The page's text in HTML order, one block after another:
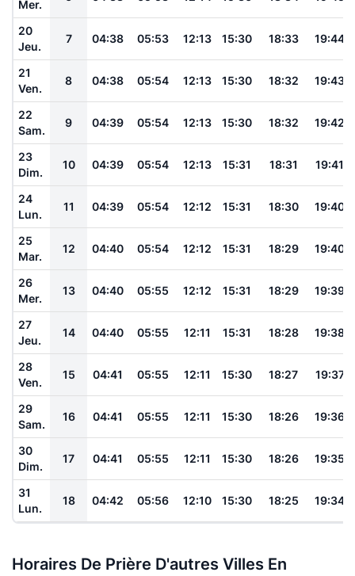
Mer.
20
Jeu.
7 04:38 05:53 12:13 15:30 18:33 19:44
21
Ven.
8 04:38 05:54 12:13 15:30 18:32 19:43
22
Sam.
9 04:39 05:54 12:13 15:30 18:32 19:42
23
Dim.
10 04:39 05:54 12:13 15:31 18:31 19:41
24
Lun.
11 04:39 05:54 12:12 15:31 18:30 19:40
25
Mar.
12 04:40 05:54 12:12 15:31 18:29 19:40
26
Mer.
13 04:40 05:55 12:12 15:31 18:29 19:39
27
Jeu.
14 04:40 05:55 12:11 15:31 18:28 19:38
28
Ven.
15 04:41 05:55 12:11 15:30 18:27 19:37
29
Sam.
16 04:41 05:55 12:11 15:30 18:26 19:36
30
Dim.
17 04:41 05:55 12:11 15:30 18:26 19:35
31
Lun.
18 04:42 05:56 12:10 15:30 18:25 19:34
Horaires De Prière D'autres Villes En